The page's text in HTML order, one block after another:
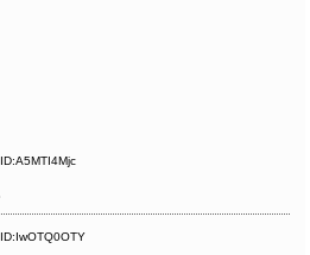
ID:A5MTI4Mjc
ID:IwOTQ0OTY